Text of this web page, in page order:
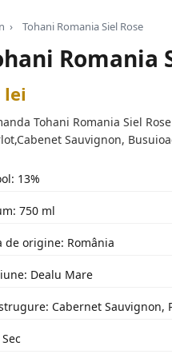
› Tohani Romania Siel Rose
Romania
lei
Tohani Romania Siel
Sauvignon,
13%
750 ml
de origine: România
Dealu Mare
Cabernet Sauvignon,